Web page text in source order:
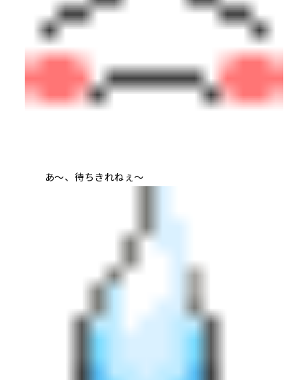
あ～、待ちきれねぇ～